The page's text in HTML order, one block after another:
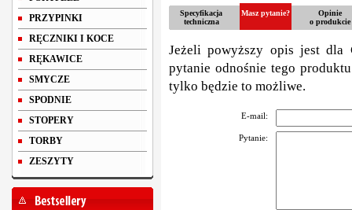
PRZYPINKI
RĘCZNIKI I KOCE
RĘKAWICE
SMYCZE
SPODNIE
STOPERY
TORBY
ZESZYTY
Specyfikacja
techniczna
Masz pytanie?
Opinie
o produkcie
Jeżeli powyższy opis jest dla
pytanie odnośnie tego
tylko będzie to możliwe.
E-mail:
Pytanie: